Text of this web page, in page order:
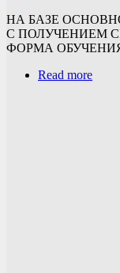
НА БАЗЕ
С ПОЛУЧЕНИЕМ
ФОРМА ОБУЧЕНИЯ).
Read more